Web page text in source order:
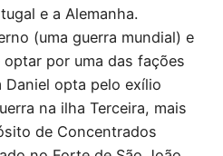
e a Alemanha.
(uma guerra mundial) e
por uma das fações
opta pelo exílio
na ilha Terceira, mais
de Concentrados